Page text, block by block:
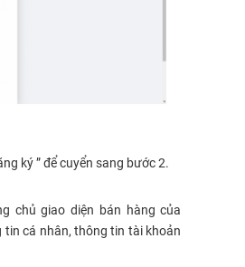
ký ” để cuyển sang bước 2.
chủ giao diện bán hàng của
cá nhân, thông tin tài khoản